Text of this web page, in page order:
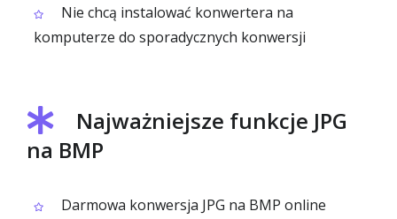
Nie chcą instalować konwertera na
komputerze do sporadycznych konwersji
Najważniejsze funkcje JPG
na BMP
Darmowa konwersja JPG na BMP online